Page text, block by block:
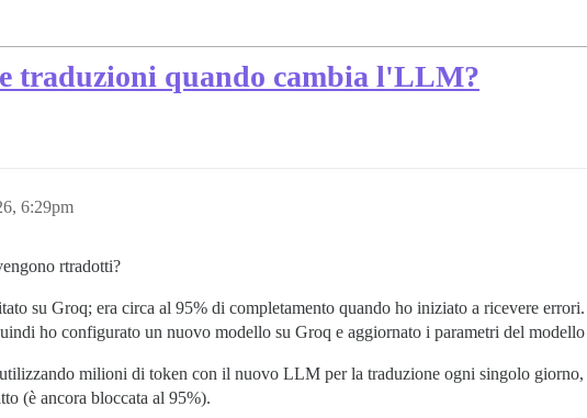
traduzioni quando cambia l'LLM?
6:29pm
rtradotti?
su Groq; era circa al 95% di completamento quando ho iniziato a ricevere
ho configurato un nuovo modello su Groq e aggiornato i parametri del
milioni di token con il nuovo LLM per la traduzione ogni singolo
(è ancora bloccata al 95%).